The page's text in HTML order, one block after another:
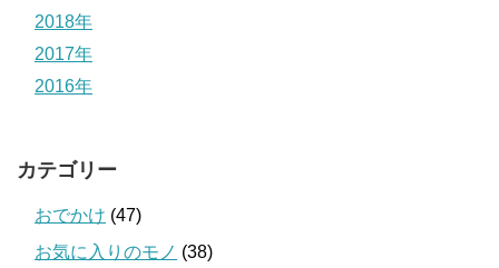
2018年
2017年
2016年
カテゴリー
おでかけ (47)
お気に入りのモノ (38)